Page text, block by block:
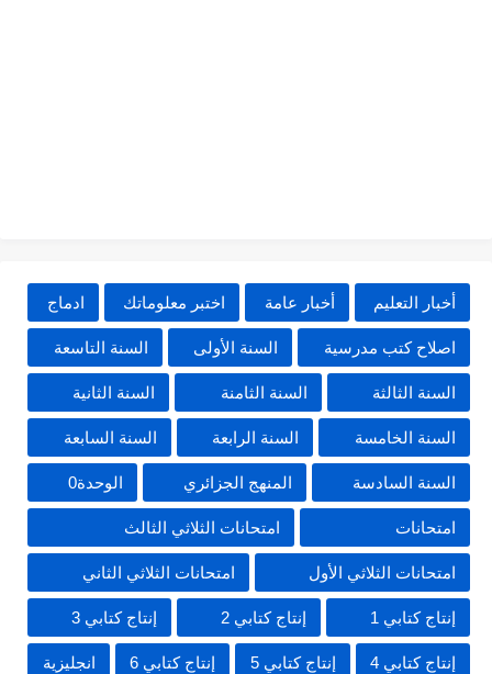
أخبار التعليم أخبار عامة اختبر معلوماتك ادماج
اصلاح كتب مدرسية السنة الأولى السنة التاسعة
السنة الثالثة السنة الثامنة السنة الثانية
السنة الخامسة السنة الرابعة السنة السابعة
السنة السادسة المنهج الجزائري الوحدة0
امتحانات امتحانات الثلاثي الثالث
امتحانات الثلاثي الأول امتحانات الثلاثي الثاني
إنتاج كتابي 1 إنتاج كتابي 2 إنتاج كتابي 3
إنتاج كتابي 4 إنتاج كتابي 5 إنتاج كتابي 6 انجليزية